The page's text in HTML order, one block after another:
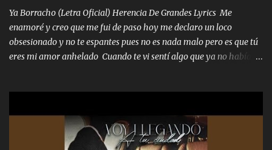
tumbaron prisionero en caliente me llevaron me achacaba cargos
que estaban muy raros me gritaba a donde tienes el clavo Yo me
enfiesto me gusta vivir en grande más me cuido me gusta ser
responsable hay rateros envidiosos que no falten mi dios es grande
me cuida de las maldades Pa el equipo aquí le mando un abrazo
Ya Borracho (Letra Oficial) Herencia De Grandes Lyrics Me
enamoré y creo que me fui de paso hoy me declaro un loco
obsesionado y no te espantes pues no es nada malo pero es que tú
eres mi amor anhelado Cuando te vi sentí algo que ya no había
cariño de mi alma Que pa febrero vendré frente a ti con mis
preguntas y digas que sí hacernos novios y verte feliz y muy
contenta como yo por ti Música Pregúntame qué es lo que me